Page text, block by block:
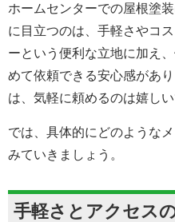
ホームセンターでの屋根塗
に目立つのは、手軽さやコ
ーという便利な立地に加え
めて依頼できる安心感があ
は、気軽に頼めるのは嬉しい
では、具体的にどのような
みていきましょう。
手軽さとアクセス